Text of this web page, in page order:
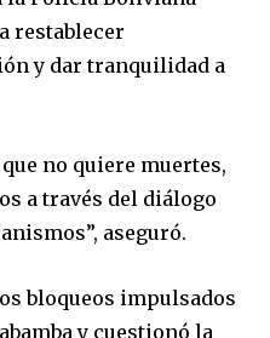
Policy.
restablecer
y dar tranquilidad a
no quiere muertes,
a través del diálogo
aseguró.
bloqueos impulsados
y cuestionó la